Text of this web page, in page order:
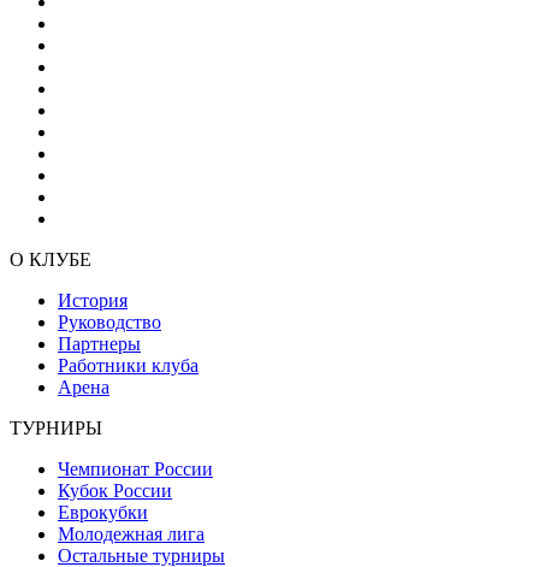
О КЛУБЕ
История
Руководство
Партнеры
Работники клуба
Арена
ТУРНИРЫ
Чемпионат России
Кубок России
Еврокубки
Молодежная лига
Остальные турниры